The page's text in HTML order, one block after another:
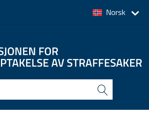
to
to
Norsk